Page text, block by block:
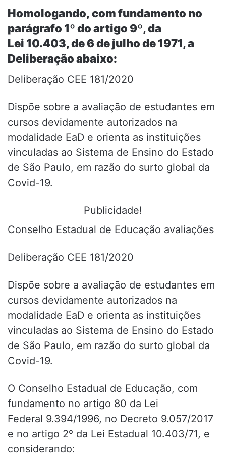
Homologando, com fundamento no
parágrafo 1º do artigo 9º, da
Lei 10.403, de 6 de julho de 1971, a
Deliberação abaixo:
Deliberação CEE 181/2020
Dispõe sobre a avaliação de estudantes em
cursos devidamente autorizados na
modalidade EaD e orienta as instituições
vinculadas ao Sistema de Ensino do Estado
de São Paulo, em razão do surto global da
Covid-19.
Publicidade!
Conselho Estadual de Educação avaliações
Deliberação CEE 181/2020
Dispõe sobre a avaliação de estudantes em
cursos devidamente autorizados na
modalidade EaD e orienta as instituições
vinculadas ao Sistema de Ensino do Estado
de São Paulo, em razão do surto global da
Covid-19.
O Conselho Estadual de Educação, com
fundamento no artigo 80 da Lei
Federal 9.394/1996, no Decreto 9.057/2017
e no artigo 2º da Lei Estadual 10.403/71, e
considerando: